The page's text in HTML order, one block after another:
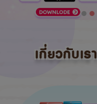
เกี่ยวกับเรา